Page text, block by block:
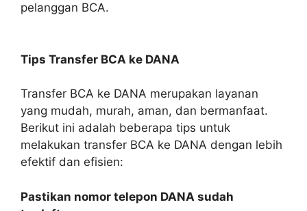
pelanggan BCA.
Tips Transfer BCA ke DANA
Transfer BCA ke DANA merupakan layanan
yang mudah, murah, aman, dan bermanfaat.
Berikut ini adalah beberapa tips untuk
melakukan transfer BCA ke DANA dengan lebih
efektif dan efisien:
Pastikan nomor telepon DANA sudah